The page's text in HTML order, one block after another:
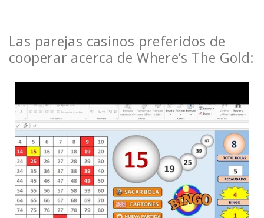
Las parejas casinos preferidos de
cooperar acerca de Where’s The Gold: